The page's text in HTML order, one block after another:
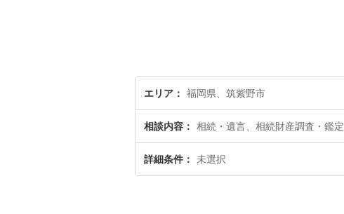
エリア 福岡県、筑紫野市
相談内容 相続・遺言、相続財産調査・鑑定
詳細条件 未選択